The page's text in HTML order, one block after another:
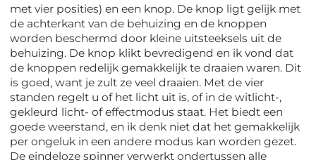
met vier posities) en een knop. De knop ligt gelijk met
de achterkant van de behuizing en de knoppen
worden beschermd door kleine uitsteeksels uit de
behuizing. De knop klikt bevredigend en ik vond dat
de knoppen redelijk gemakkelijk te draaien waren. Dit
is goed, want je zult ze veel draaien. Met de vier
standen regelt u of het licht uit is, of in de witlicht-,
gekleurd licht- of effectmodus staat. Het biedt een
goede weerstand, en ik denk niet dat het gemakkelijk
per ongeluk in een andere modus kan worden gezet.
De eindeloze spinner verwerkt ondertussen alle